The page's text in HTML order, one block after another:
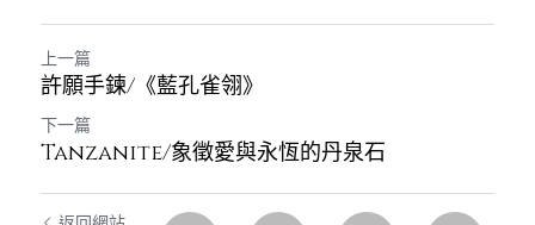
上一篇
許願手鍊/《藍孔雀翎》
下一篇
Tanzanite/象徵愛與永恆的丹泉石